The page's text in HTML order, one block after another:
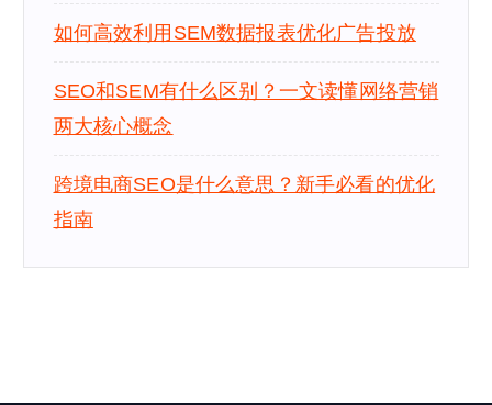
如何高效利用SEM数据报表优化广告投放
SEO和SEM有什么区别？一文读懂网络营销
两大核心概念
跨境电商SEO是什么意思？新手必看的优化
指南